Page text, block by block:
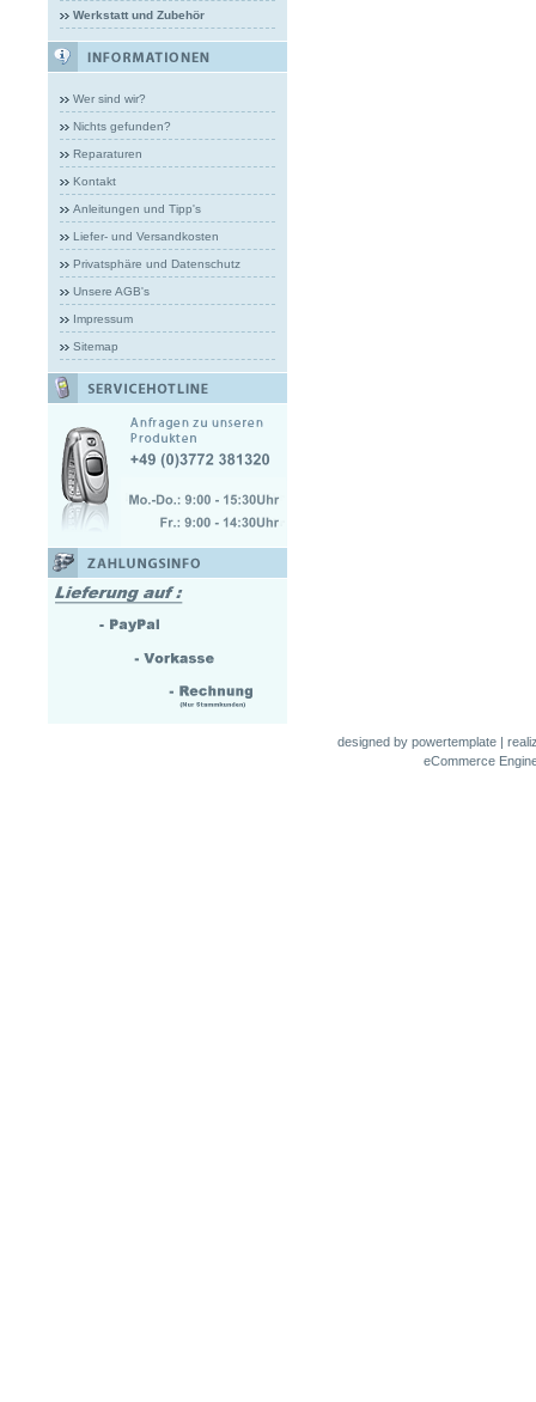
Werkstatt und Zubehör
Wer sind wir?
Nichts gefunden?
Reparaturen
Kontakt
Anleitungen und Tipp's
Liefer- und Versandkosten
Privatsphäre und Datenschutz
Unsere AGB's
Impressum
Sitemap
designed by powertemplate|
eCommerce